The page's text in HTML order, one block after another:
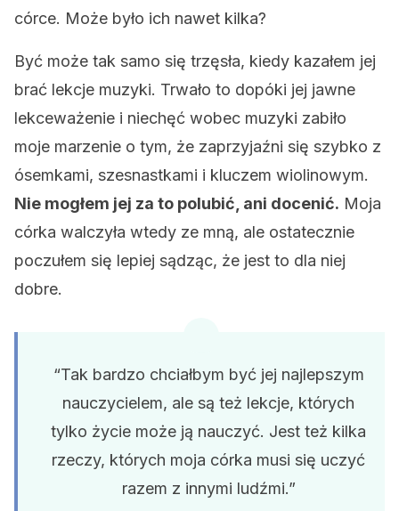
córce. Może było ich nawet kilka?
Być może tak samo się trzęsła, kiedy kazałem jej
brać lekcje muzyki. Trwało to dopóki jej jawne
lekceważenie i niechęć wobec muzyki zabiło
moje marzenie o tym, że zaprzyjaźni się szybko z
ósemkami, szesnastkami i kluczem wiolinowym.
Nie mogłem jej za to polubić, ani docenić. Moja
córka walczyła wtedy ze mną, ale ostatecznie
poczułem się lepiej sądząc, że jest to dla niej
dobre.
“Tak bardzo chciałbym być jej najlepszym
nauczycielem, ale są też lekcje, których
tylko życie może ją nauczyć. Jest też kilka
rzeczy, których moja córka musi się uczyć
razem z innymi ludźmi.”